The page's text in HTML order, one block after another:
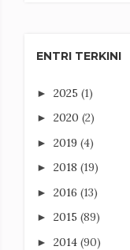
ENTRI TERKINI
►2025(1)
►2020(2)
►2019(4)
►2018(19)
►2016(13)
►2015(89)
►2014(90)